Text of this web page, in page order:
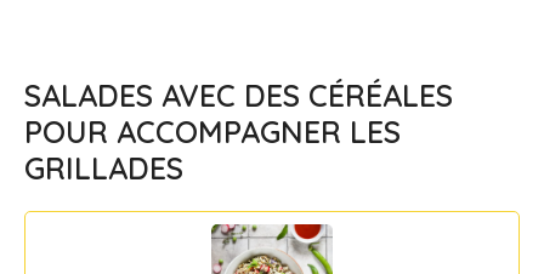
SALADES AVEC DES CÉRÉALES
POUR ACCOMPAGNER LES
GRILLADES